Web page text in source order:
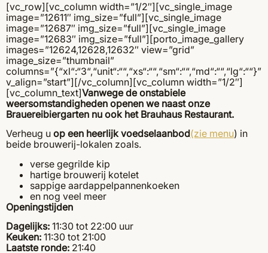
[vc_row][vc_column width=”1/2″][vc_single_image
image=”12611″ img_size=”full”][vc_single_image
image=”12687″ img_size=”full”][vc_single_image
image=”12683″ img_size=”full”][porto_image_gallery
images=”12624,12628,12632″ view=”grid”
image_size=”thumbnail”
columns=”{“xl“:“3“,“unit“:““,“xs“:““,“sm“:““,“md“:““,“lg“:““}”
v_align=”start”][/vc_column][vc_column width=”1/2″]
[vc_column_text]Vanwege de onstabiele
weersomstandigheden openen we naast onze
Brauereibiergarten nu ook het Brauhaus Restaurant.
Verheug u op een heerlijk voedselaanbod(zie menu) in
beide brouwerij-lokalen zoals.
verse gegrilde kip
hartige brouwerij kotelet
sappige aardappelpannenkoeken
en nog veel meer
Openingstijden
Dagelijks: 11:30 tot 22:00 uur
Keuken: 11:30 tot 21:00
Laatste ronde: 21:40